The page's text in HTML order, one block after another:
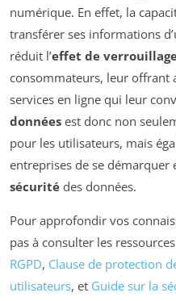
numérique. En effet, la
transférer ses informations
réduit l’effet de
consommateurs, leur offrant
services en ligne qui leur
données est donc non
pour les utilisateurs, mais
entreprises de se démarquer
sécurité des données.
Pour approfondir vos
pas à consulter les
RGPD, Clause de protection
utilisateurs, et Guide sur la